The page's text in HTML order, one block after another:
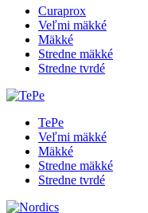
Curaprox
Veľmi mäkké
Mäkké
Stredne mäkké
Stredne tvrdé
TePe
Veľmi mäkké
Mäkké
Stredne mäkké
Stredne tvrdé